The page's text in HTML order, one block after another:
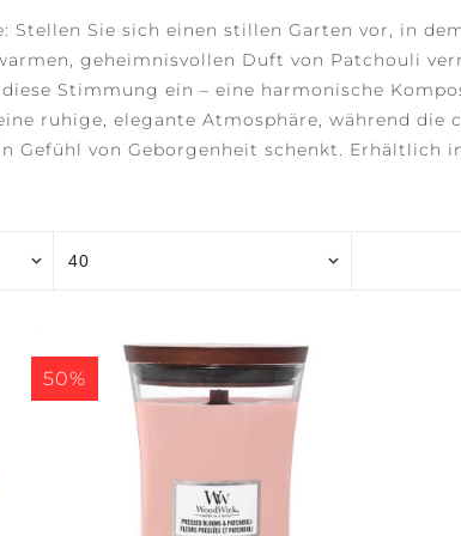
OCEAN RETREAT SALTED SANDS SERENE WATERS
BALANCE +
HARMONY
REFLECTION +
CLARITY
Stellen Sie sich einen stillen Garten vor, in
geheimnisvollen Duft von Patchouli
Stimmung ein – eine harmonische
ruhige, elegante Atmosphäre, während die
von Geborgenheit schenkt. Erhältlich
50%